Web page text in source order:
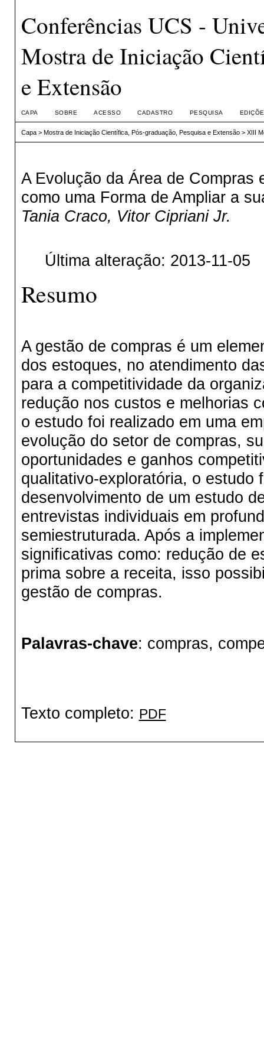
Conferências UCS -
Mostra de Iniciação
e Extensão
CAPA SOBRE ACESSO CADASTRO PESQUISA
Capa> Mostra de Iniciação Científica, Pós-graduação, Pesquisa e Extensão> XIII
A Evolução da Área de Compras
como uma Forma de Ampliar a
Tania Craco, Vitor Cipriani Jr.
Última alteração: 2013-11-05
Resumo
A gestão de compras é um
dos estoques, no atendimento
para a competitividade da
redução nos custos e melhorias
o estudo foi realizado em uma
evolução do setor de compras,
oportunidades e ganhos
qualitativo-exploratória, o estudo
desenvolvimento de um estudo
entrevistas individuais em
semiestruturada. Após a
significativas como: redução de
prima sobre a receita, isso
gestão de compras.
Palavras-chave: compras,
Texto completo: PDF